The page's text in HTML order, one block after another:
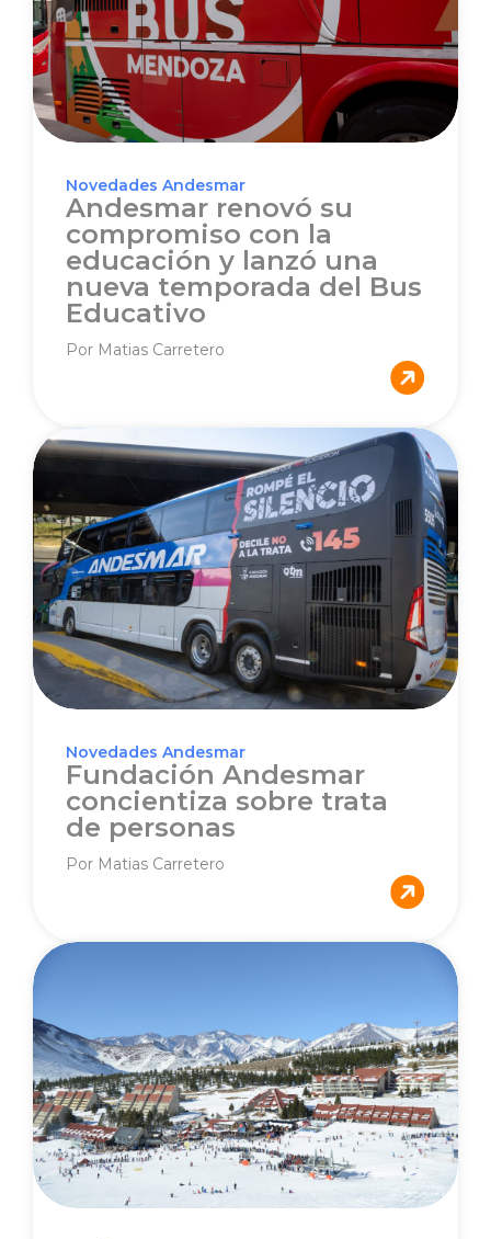
Novedades Andesmar
Andesmar renovó su
compromiso con la
educación y lanzó una
nueva temporada del Bus
Educativo
Por Matias Carretero
Novedades Andesmar
Fundación Andesmar
concientiza sobre trata
de personas
Por Matias Carretero